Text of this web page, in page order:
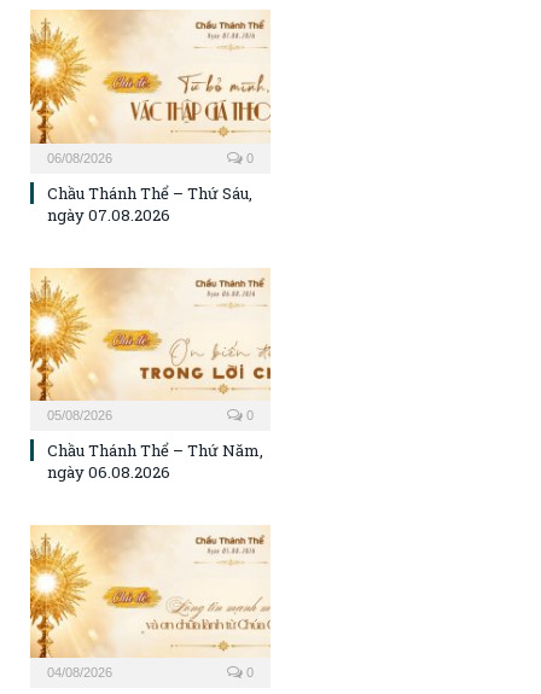
06/08/2026 0
Chầu Thánh Thể – Thứ Sáu,
ngày 07.08.2026
05/08/2026 0
Chầu Thánh Thể – Thứ Năm,
ngày 06.08.2026
04/08/2026 0